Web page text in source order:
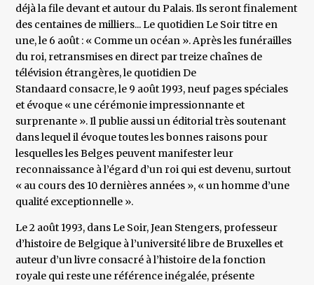
déjà la file devant et autour du Palais. Ils seront finalement
des centaines de milliers... Le quotidien Le Soir titre en
une, le 6 août : « Comme un océan ». Après les funérailles
du roi, retransmises en direct par treize chaînes de
télévision étrangères, le quotidien De
Standaard consacre, le 9 août 1993, neuf pages spéciales
et évoque « une cérémonie impressionnante et
surprenante ». Il publie aussi un éditorial très soutenant
dans lequel il évoque toutes les bonnes raisons pour
lesquelles les Belges peuvent manifester leur
reconnaissance à l’égard d’un roi qui est devenu, surtout
« au cours des 10 dernières années », « un homme d’une
qualité exceptionnelle ».
Le 2 août 1993, dans Le Soir, Jean Stengers, professeur
d’histoire de Belgique à l’université libre de Bruxelles et
auteur d’un livre consacré à l’histoire de la fonction
royale qui reste une référence inégalée, présente